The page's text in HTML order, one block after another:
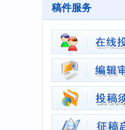
稿件服务